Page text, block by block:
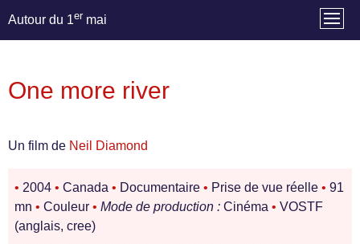
Autour du 1er mai
One more river
Un film de Neil Diamond
• 2004 • Canada • Documentaire • Prise de vue réelle • 91
mn • Couleur • Mode de production : Cinéma • VOSTF
(anglais, cree)